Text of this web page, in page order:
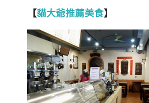
【貓大爺推薦美食】